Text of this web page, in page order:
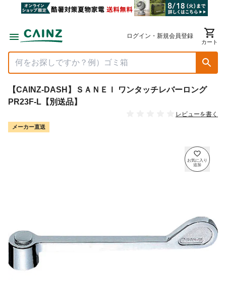
ログイン・新規会員登録
カート
【CAINZ-DASH】ＳＡＮＥＩ ワンタッチレバーロング
PR23F-L【別送品】
レビューを書く
メーカー直送